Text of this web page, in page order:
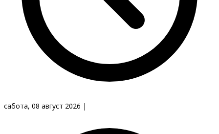
сабота, 08 август 2026 |